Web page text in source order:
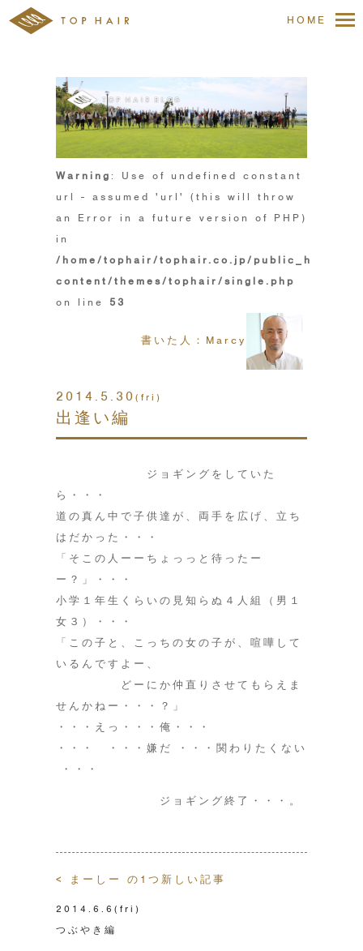
HOME
Warning : Use of undefined constant
url - assumed 'url' (this will throw
an Error in a future version of PHP)
in
/home/tophair/tophair.co.jp/public_html/
content/themes/tophair/single.php
on line 53
書いた人：Marcy
2014.5.30(fri)
出逢い編
ジョギングをしていた
ら・・・
道の真ん中で子供達が、両手を広げ、立ち
はだかった・・・
「そこの人ーーちょっっと待ったー
ー？」・・・
小学１年生くらいの見知らぬ４人組（男１
女３）・・・
「この子と、こっちの女の子が、喧嘩して
いるんですよー、
どーにか仲直りさせてもらえま
せんかねー・・・？」
・・・えっ・・・俺・・・
・・・ ・・・嫌だ
・・・関わりたくない
・・・
ジョギング終了・・・。
< まーしー の1つ新しい記事
2014.6.6 (fri)
つぶやき編